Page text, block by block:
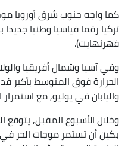
كما واجه جنوب شرق أوروبا
فهرنهايت).
وفي آسيا وشمال أفريقيا
الحرارة فوق المتوسط بأكبر قدر
واليابان في يوليو, مع استمرار
وخلال الأسبوع المقبل, يتوقع
بكين أن تستمر موجات الحر